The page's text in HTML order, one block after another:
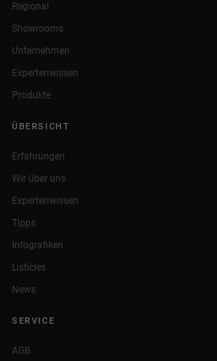
Regional
Showrooms
Unternehmen
Expertenwissen
Produkte
ÜBERSICHT
Erfahrungen
Wir über uns
Expertenwissen
Tipps
Infografiken
Listicles
News
SERVICE
AGB